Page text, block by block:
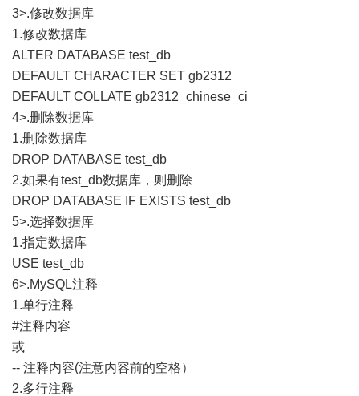
3>.修改数据库
1.修改数据库
ALTER DATABASE test_db
DEFAULT CHARACTER SET gb2312
DEFAULT COLLATE gb2312_chinese_ci
4>.删除数据库
1.删除数据库
DROP DATABASE test_db
2.如果有test_db数据库，则删除
DROP DATABASE IF EXISTS test_db
5>.选择数据库
1.指定数据库
USE test_db
6>.MySQL注释
1.单行注释
#注释内容
或
-- 注释内容(注意内容前的空格）
2.多行注释